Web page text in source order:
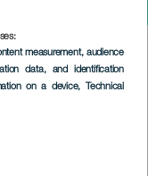
measurement, audience
data, and identification
on a device, Technical